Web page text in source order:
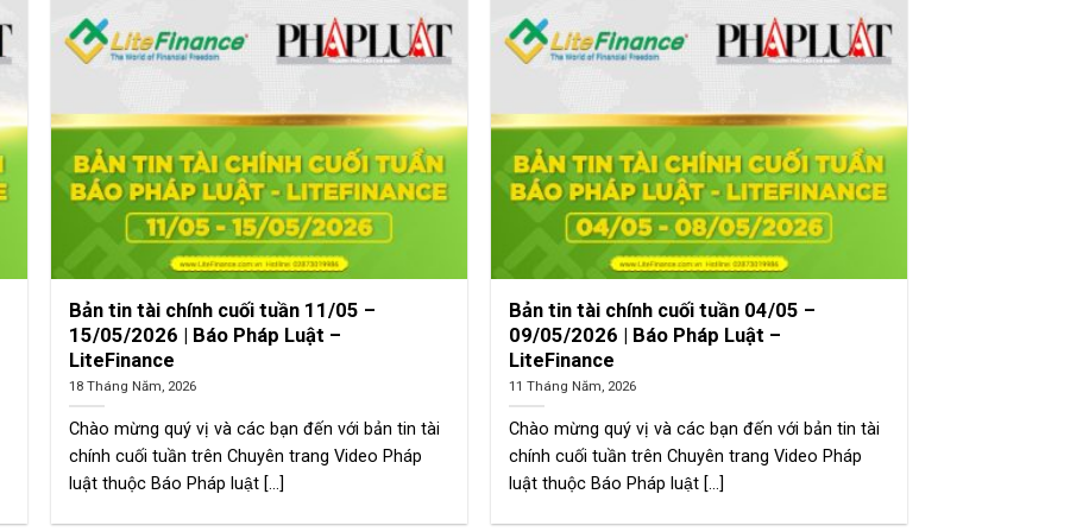
Bản tin tài chính cuối tuần 11/05 –
15/05/2026 | Báo Pháp Luật –
LiteFinance
18 Tháng Năm, 2026
Chào mừng quý vị và các bạn đến với bản tin tài
chính cuối tuần trên Chuyên trang Video Pháp
luật thuộc Báo Pháp luật [...]
Bản tin tài chính cuối tuần 04/05 –
09/05/2026 | Báo Pháp Luật –
LiteFinance
11 Tháng Năm, 2026
Chào mừng quý vị và các bạn đến với bản tin tài
chính cuối tuần trên Chuyên trang Video Pháp
luật thuộc Báo Pháp luật [...]